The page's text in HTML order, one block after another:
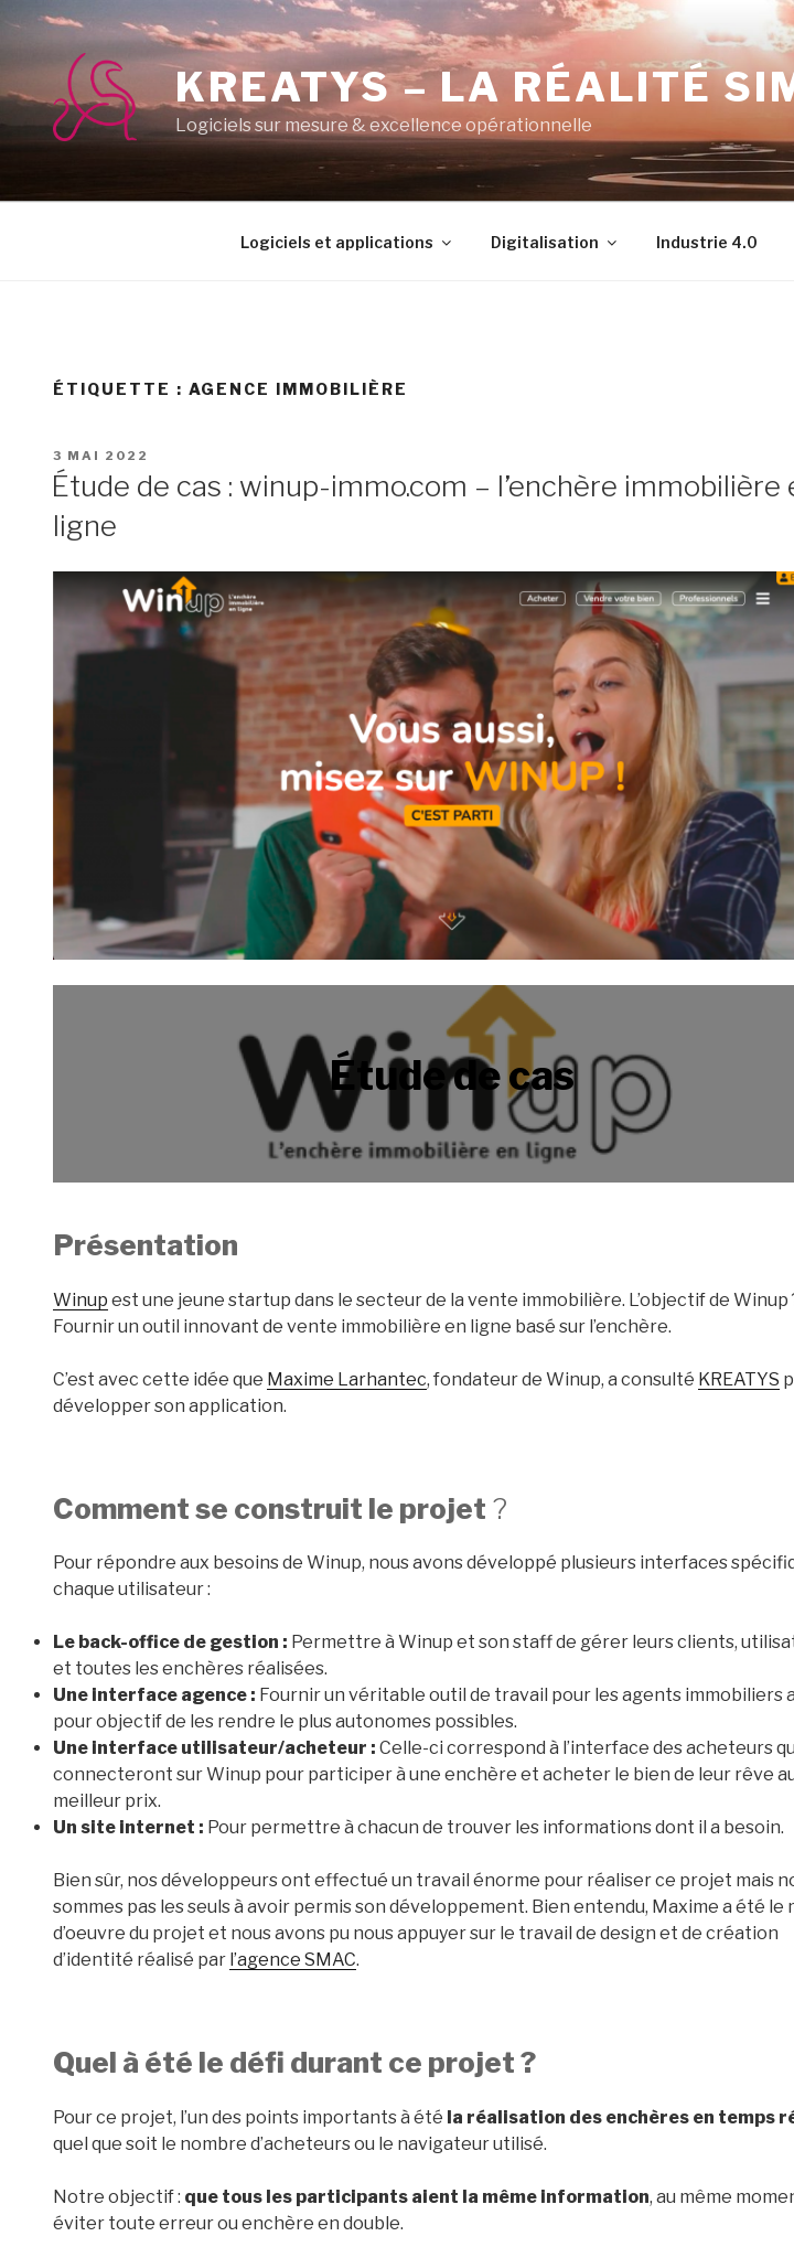
contenu
principal
KREATYS – LA RÉALITÉ
Logiciels sur mesure & excellence opérationnelle
Logiciels et applications Digitalisation Industrie 4.0
ÉTIQUETTE : AGENCE IMMOBILIÈRE
PUBLIÉ
LE
3 MAI 2022
Étude de cas : winup-immo.com – l’enchère immobilière
ligne
Étude de cas
Présentation
Winup est une jeune startup dans le secteur de la vente immobilière. L’objectif de Winup
Fournir un outil innovant de vente immobilière en ligne basé sur l’enchère.
C’est avec cette idée que Maxime Larhantec, fondateur de Winup, a consulté KREATYS
développer son application.
Comment se construit le projet ?
Pour répondre aux besoins de Winup, nous avons développé plusieurs interfaces
chaque utilisateur :
Le back-office de gestion : Permettre à Winup et son staff de gérer leurs clients,
et toutes les enchères réalisées.
Une interface agence : Fournir un véritable outil de travail pour les agents immobiliers
pour objectif de les rendre le plus autonomes possibles.
Une interface utilisateur/acheteur : Celle-ci correspond à l’interface des acheteurs
connecteront sur Winup pour participer à une enchère et acheter le bien de leur rêve
meilleur prix.
Un site internet : Pour permettre à chacun de trouver les informations dont il a besoin.
Bien sûr, nos développeurs ont effectué un travail énorme pour réaliser ce projet mais
sommes pas les seuls à avoir permis son développement. Bien entendu, Maxime a été le
d’oeuvre du projet et nous avons pu nous appuyer sur le travail de design et de création
d’identité réalisé par l’agence SMAC.
Quel à été le défi durant ce projet ?
Pour ce projet, l’un des points importants à été la réalisation des enchères en temps
quel que soit le nombre d’acheteurs ou le navigateur utilisé.
Notre objectif : que tous les participants aient la même information, au même
éviter toute erreur ou enchère en double.